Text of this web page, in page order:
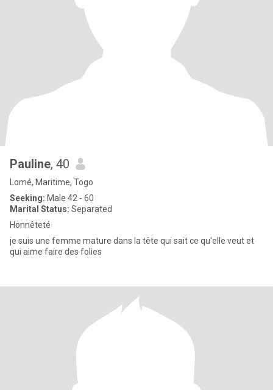
Pauline, 40
Lomé, Maritime, Togo
Seeking: Male 42 - 60
Marital Status: Separated
Honnêteté
je suis une femme mature dans la tête qui sait ce qu'elle veut et
qui aime faire des folies